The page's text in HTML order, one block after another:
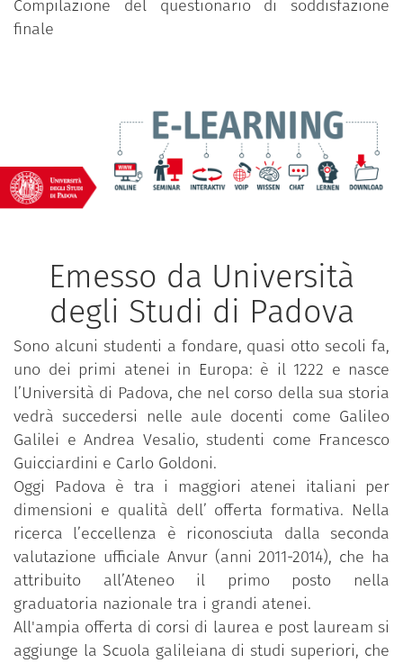
Compilazione del questionario di soddisfazione
finale
Emesso da Università
degli Studi di Padova
Sono alcuni studenti a fondare, quasi otto secoli fa,
uno dei primi atenei in Europa: è il 1222 e nasce
l’Università di Padova, che nel corso della sua storia
vedrà succedersi nelle aule docenti come Galileo
Galilei e Andrea Vesalio, studenti come Francesco
Guicciardini e Carlo Goldoni.
Oggi Padova è tra i maggiori atenei italiani per
dimensioni e qualità dell’ offerta formativa. Nella
ricerca l’eccellenza è riconosciuta dalla seconda
valutazione ufficiale Anvur (anni 2011-2014), che ha
attribuito all’Ateneo il primo posto nella
graduatoria nazionale tra i grandi atenei.
All'ampia offerta di corsi di laurea e post lauream si
aggiunge la Scuola galileiana di studi superiori, che